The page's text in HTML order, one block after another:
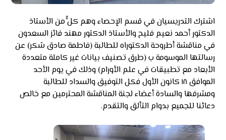
اشترك التدريسيان في قسم الإحصاء وهم كلٌّ من الأستاذ
الدكتور أحمد نعيم فليح والأستاذ الدكتور مهند فائز السعدون
في مناقشة أطروحة الدكتوراه للطالبة (فاطمة صادق شكر) عن
رسالتها الموسومة ب (طرق تصنيف بيانات غير كاملة متعددة
الأبعاد مع تطبيقات في علم الأورام) وذلك في يوم الأحد
الموافق ١٨ كانون الأول فكل التوفيق والسداد للطالبة
ومشرفها والسادة أعضاء لجنة المناقشة المحترمين مع خالص
دعائنا للجميع بدوام التألق والتقدم.